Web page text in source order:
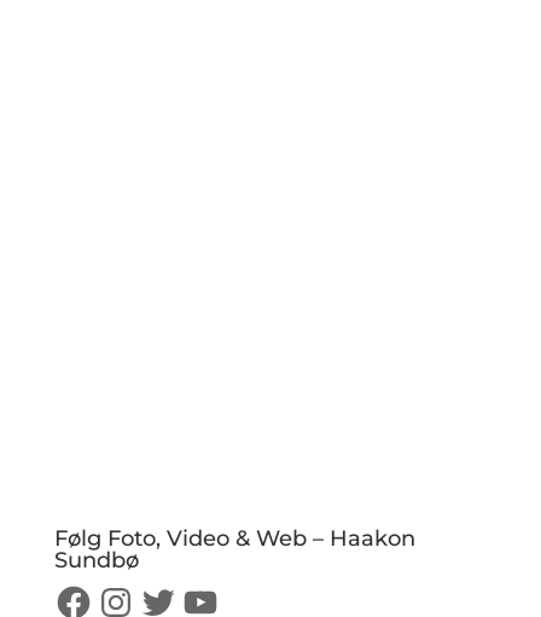
Følg Foto, Video & Web – Haakon
Sundbø
FacebookInstagram
TwitterYouTube